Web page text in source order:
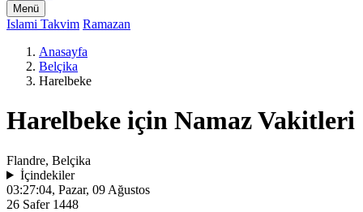
Menü
Islami Takvim Ramazan
Anasayfa
Belçika
Harelbeke
Harelbeke için Namaz Vakitleri
Flandre, Belçika
İçindekiler
03:27:04, Pazar, 09 Ağustos
26 Safer 1448